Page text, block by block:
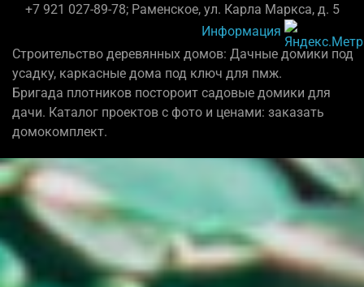
+7 921 027-89-78; Раменское, ул. Карла Маркса, д. 5
Информация
Строительство деревянных домов: Дачные домики под
усадку, каркасные дома под ключ для пмж.
Бригада плотников постороит садовые домики для
дачи. Каталог проектов с фото и ценами: заказать
домокомплект.